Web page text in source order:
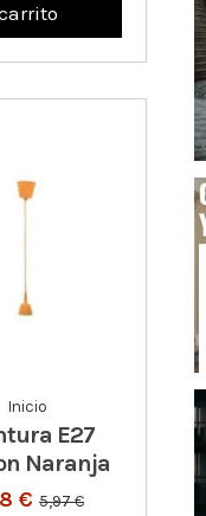
Inicio
E27
Naranja
€ 5,97 €